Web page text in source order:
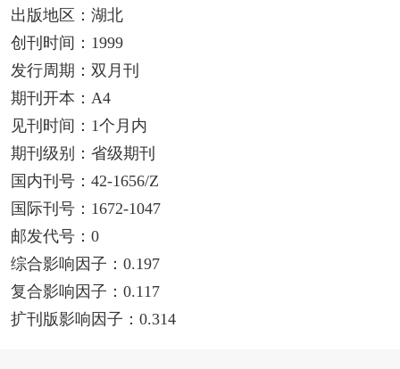
出版地区：湖北
创刊时间：1999
发行周期：双月刊
期刊开本：A4
见刊时间：1个月内
期刊级别：省级期刊
国内刊号：42-1656/Z
国际刊号：1672-1047
邮发代号：0
综合影响因子：0.197
复合影响因子：0.117
扩刊版影响因子：0.314